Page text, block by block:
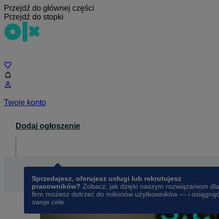
Przejdź do głównej części
Przejdź do stopki
Twoje konto
Dodaj ogłoszenie
Sprzedajesz, oferujesz usługi lub rekrutujesz
pracowników? Zobacz, jak dzięki naszym rozwiązaniom dla
firm możesz dotrzeć do milionów użytkowników — i osiągnąć
swoje cele.